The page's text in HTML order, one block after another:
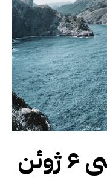
ساهاجا یوگا فارسی ۶ ژوئن